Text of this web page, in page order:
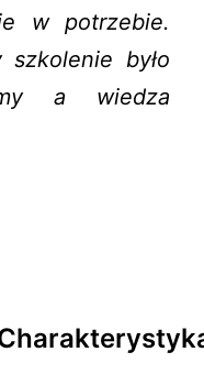
w potrzebie.
było
a wiedza